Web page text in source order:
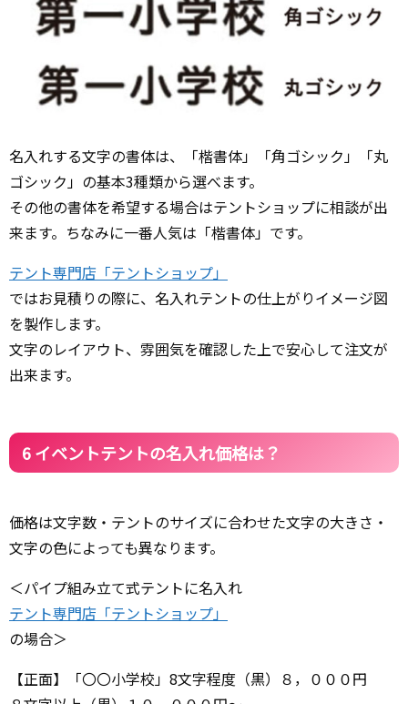
名入れする文字の書体は、「楷書体」「角ゴシック」「丸
ゴシック」の基本3種類から選べます。
その他の書体を希望する場合はテントショップに相談が出
来ます。ちなみに一番人気は「楷書体」です。
テント専門店「テントショップ」
ではお見積りの際に、名入れテントの仕上がりイメージ図
を製作します。
文字のレイアウト、雰囲気を確認した上で安心して注文が
出来ます。
6 イベントテントの名入れ価格は？
価格は文字数・テントのサイズに合わせた文字の大きさ・
文字の色によっても異なります。
＜パイプ組み立て式テントに名入れ
テント専門店「テントショップ」
の場合＞
【正面】「〇〇小学校」8文字程度（黒）８，０００円